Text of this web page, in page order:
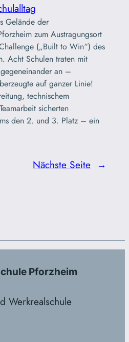
Gelände der
zum Austragungsort
(„Built to Win“) des
Acht Schulen traten mit
an –
auf ganzer Linie!
technischem
sicherten
den 2. und 3. Platz – ein
Nächste Seite →
Pforzheim
Werkrealschule